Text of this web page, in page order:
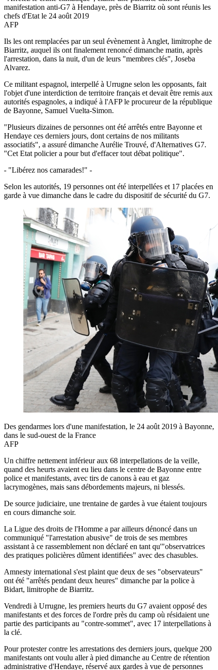
manifestation anti-G7 à Hendaye, près de Biarritz où sont réunis les
chefs d'Etat le 24 août 2019
AFP
Ils les ont remplacées par un seul évènement à Anglet, limitrophe de
Biarritz, auquel ils ont finalement renoncé dimanche matin, après
l'arrestation, dans la nuit, d'un de leurs "membres clés", Joseba
Alvarez.
Ce militant espagnol, interpellé à Urrugne selon les opposants, fait
l'objet d'une interdiction de territoire français et devait être remis aux
autorités espagnoles, a indiqué à l'AFP le procureur de la république
de Bayonne, Samuel Vuelta-Simon.
"Plusieurs dizaines de personnes ont été arrêtés entre Bayonne et
Hendaye ces derniers jours, dont certains de nos militants
associatifs", a assuré dimanche Aurélie Trouvé, d'Alternatives G7.
"Cet Etat policier a pour but d'effacer tout débat politique".
- "Libérez nos camarades!" -
Selon les autorités, 19 personnes ont été interpellées et 17 placées en
garde à vue dimanche dans le cadre du dispositif de sécurité du G7.
Des gendarmes lors d'une manifestation, le 24 août 2019 à Bayonne,
dans le sud-ouest de la France
AFP
Un chiffre nettement inférieur aux 68 interpellations de la veille,
quand des heurts avaient eu lieu dans le centre de Bayonne entre
police et manifestants, avec tirs de canons à eau et gaz
lacrymogènes, mais sans débordements majeurs, ni blessés.
De source judiciaire, une trentaine de gardes à vue étaient toujours
en cours dimanche soir.
La Ligue des droits de l'Homme a par ailleurs dénoncé dans un
communiqué "l'arrestation abusive" de trois de ses membres
assistant à ce rassemblement non déclaré en tant qu'"observatrices
des pratiques policières dûment identifiées" avec des chasubles.
Amnesty international s'est plaint que deux de ses "observateurs"
ont été "arrêtés pendant deux heures" dimanche par la police à
Bidart, limitrophe de Biarritz.
Vendredi à Urrugne, les premiers heurts du G7 avaient opposé des
manifestants et des forces de l'ordre près du camp où résidaient une
partie des participants au "contre-sommet", avec 17 interpellations à
la clé.
Pour protester contre les arrestations des derniers jours, quelque 200
manifestants ont voulu aller à pied dimanche au Centre de rétention
administrative d'Hendaye, réservé aux gardes à vue de personnes